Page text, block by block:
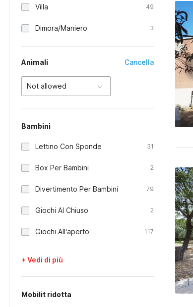
Villa 49
Dimora/Maniero 3
Animali Cancella
Not allowed
Bambini
Lettino Con Sponde 31
Box Per Bambini 2
Divertimento Per Bambini 79
Giochi Al Chiuso 2
Giochi All'aperto 117
+ Vedi di più
Mobilit ridotta